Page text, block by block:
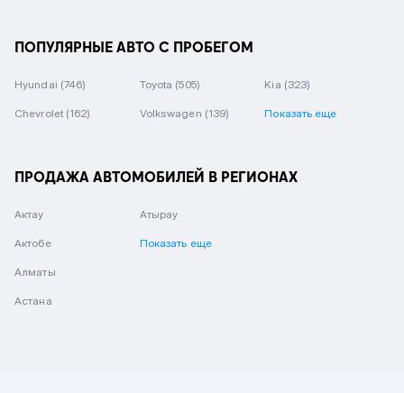
ПОПУЛЯРНЫЕ АВТО С ПРОБЕГОМ
Hyundai (746) Toyota (505) Kia (323)
Chevrolet (162) Volkswagen (139) Показать еще
ПРОДАЖА АВТОМОБИЛЕЙ В РЕГИОНАХ
Актау
Актобе
Алматы
Астана
Атырау
Показать еще